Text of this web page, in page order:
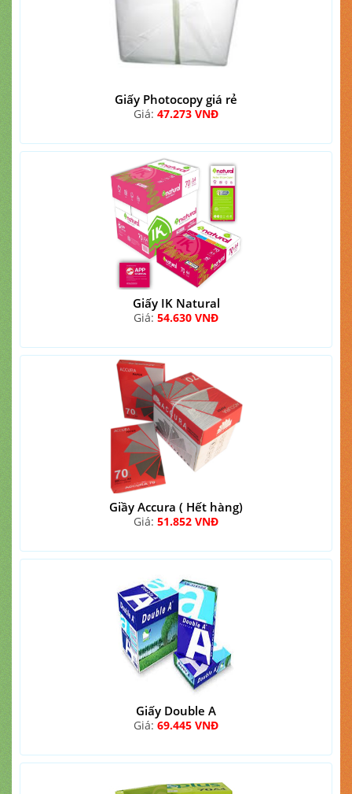
Giấy Photocopy giá rẻ
Giá: 47.273 VNĐ
Giấy IK Natural
Giá: 54.630 VNĐ
Giầy Accura ( Hết hàng)
Giá: 51.852 VNĐ
Giấy Double A
Giá: 69.445 VNĐ